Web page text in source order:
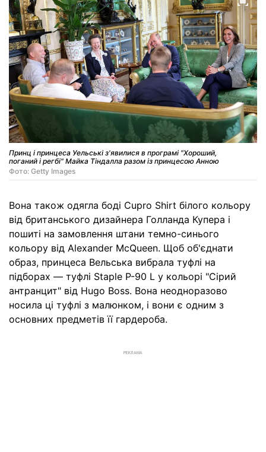
Принц і принцеса Уельські з'явилися в програмі "Хороший,
поганий і регбі" Майка Тіндалла разом із принцесою Анною
Фото: Getty Images
Вона також одягла боді Cupro Shirt білого кольору
від британського дизайнера Голланда Купера і
пошиті на замовлення штани темно-синього
кольору від Alexander McQueen. Щоб об'єднати
образ, принцеса Вельська вибрала туфлі на
підборах — туфлі Staple P-90 L у кольорі "Сірий
антранцит" від Hugo Boss. Вона неодноразово
носила ці туфлі з малюнком, і вони є одним з
основних предметів її гардероба.
РЕКЛАМА